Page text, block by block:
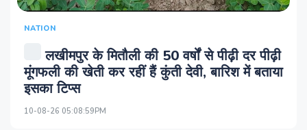
NATION
लखीमपुर के मितौली की 50 वर्षों से पीढ़ी दर पीढ़ी
मूंगफली की खेती कर रहीं हैं कुंती देवी, बारिश में बताया
इसका टिप्स
10-08-26 05:08:59PM